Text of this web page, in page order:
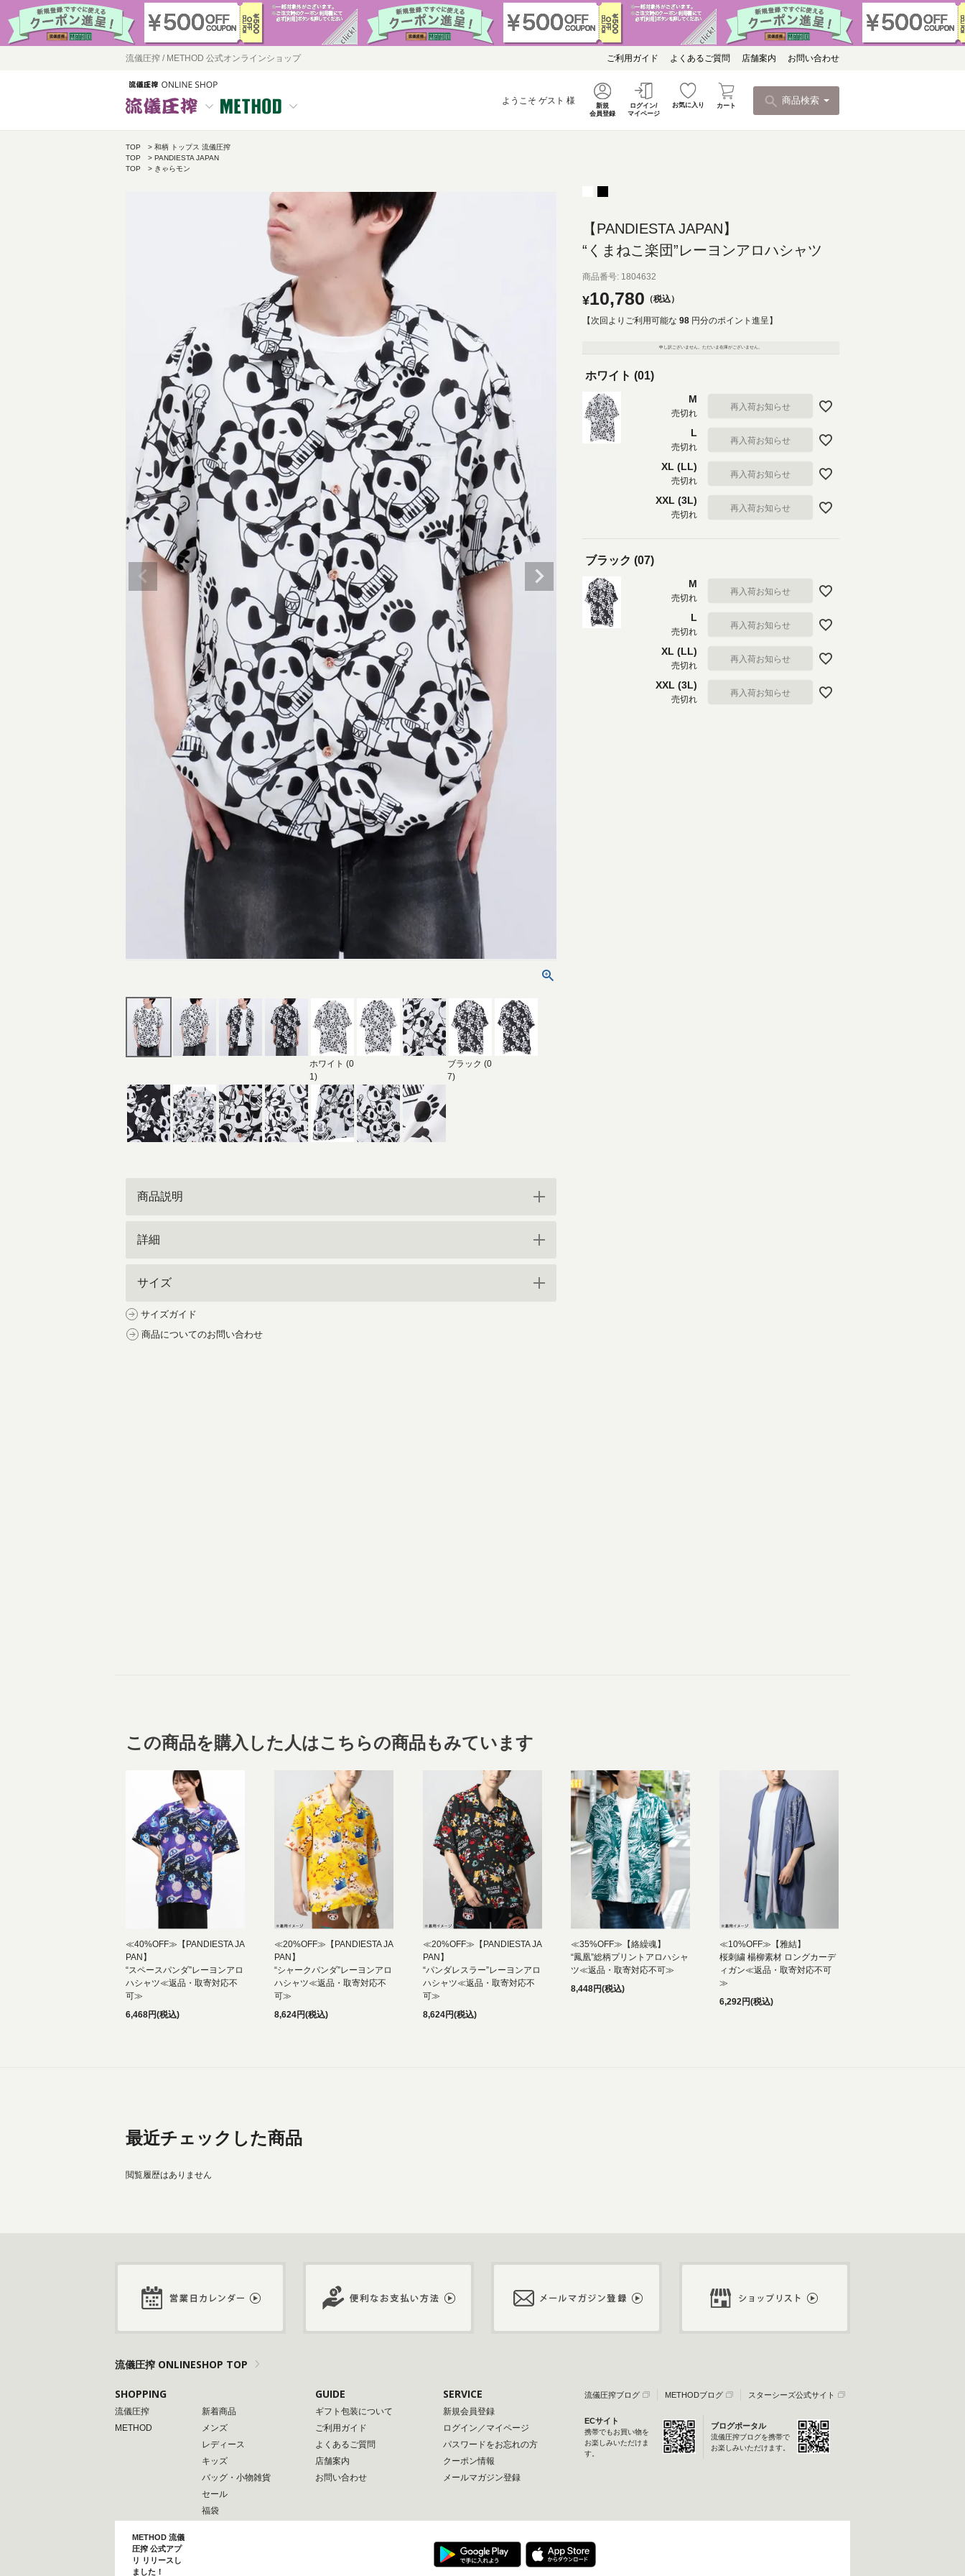
流儀圧搾 / METHOD 公式オンラインショップ ご利用ガイド よくあるご質問 店舗案内 お問い合わせ
ようこそ ゲスト 様
新規
会員登録
ログイン/
マイページ
お気に入り カート 商品検索
TOP
和柄 トップス 流儀圧搾
TOP
PANDIESTA JAPAN
TOP
きゃらモン
ホワイト (0
1)
ブラック (0
7)
【PANDIESTA JAPAN】
“くまねこ楽団”レーヨンアロハシャツ
商品番号 1804632
¥10,780 税込
【次回よりご利用可能な 98 円分のポイント進呈】
申し訳ございません。ただいま在庫がございません。
ホワイト (01)
M
売切れ
再入荷お知らせ
L
売切れ
再入荷お知らせ
XL (LL)
売切れ
再入荷お知らせ
XXL (3L)
売切れ
再入荷お知らせ
ブラック (07)
M
売切れ
再入荷お知らせ
L
売切れ
再入荷お知らせ
XL (LL)
売切れ
再入荷お知らせ
XXL (3L)
売切れ
再入荷お知らせ
商品説明
詳細
サイズ
サイズガイド
商品についてのお問い合わせ
この商品を購入した人はこちらの商品もみています
≪40%OFF≫【PANDIESTA JA
PAN】
“スペースパンダ”レーヨンアロ
ハシャツ≪返品・取寄対応不
可≫
6,468円(税込)
≪20%OFF≫【PANDIESTA JA
PAN】
“シャークパンダ”レーヨンアロ
ハシャツ≪返品・取寄対応不
可≫
8,624円(税込)
≪20%OFF≫【PANDIESTA JA
PAN】
“パンダレスラー”レーヨンアロ
ハシャツ≪返品・取寄対応不
可≫
8,624円(税込)
≪35%OFF≫【絡繰魂】
“鳳凰”総柄プリントアロハシャ
ツ≪返品・取寄対応不可≫
8,448円(税込)
≪10%OFF≫【雅結】
桜刺繍 楊柳素材 ロングカーデ
ィガン≪返品・取寄対応不可
≫
6,292円(税込)
最近チェックした商品
閲覧履歴はありません
流儀圧搾 ONLINESHOP TOP
SHOPPING
流儀圧搾
METHOD
新着商品
メンズ
レディース
キッズ
バッグ・小物雑貨
セール
福袋
GUIDE
ギフト包装について
ご利用ガイド
よくあるご質問
店舗案内
お問い合わせ
SERVICE
新規会員登録
ログイン／マイページ
パスワードをお忘れの方
クーポン情報
メールマガジン登録
流儀圧搾ブログ METHODブログ スターシーズ公式サイト
ECサイト
携帯でもお買い物を
お楽しみいただけま
す。
ブログポータル
流儀圧搾ブログを携帯で
お楽しみいただけます。
METHOD 流儀
圧搾 公式アプ
リ リリースし
ました！